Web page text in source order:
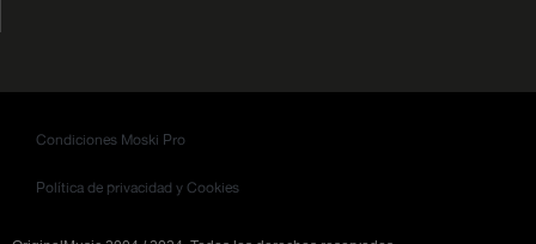
Condiciones Moski Pro
Política de privacidad y Cookies